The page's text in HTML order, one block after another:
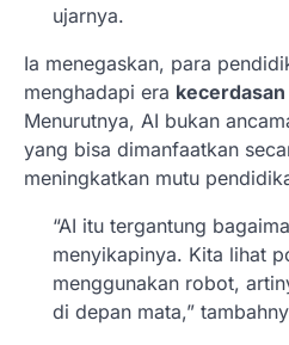
ujarnya.
Ia menegaskan, para
menghadapi era
Menurutnya, AI bukan
yang bisa dimanfaatkan
meningkatkan mutu
“AI itu tergantung
menyikapinya. Kita lihat
menggunakan robot,
di depan mata,”